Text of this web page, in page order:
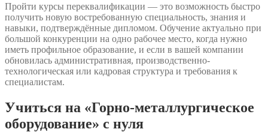
Пройти курсы переквалификации — это возможность быстро
получить новую востребованную специальность, знания и
навыки, подтверждённые дипломом. Обучение актуально при
большой конкуренции на одно рабочее место, когда нужно
иметь профильное образование, и если в вашей компании
обновилась административная, производственно-
технологическая или кадровая структура и требования к
специалистам.
Учиться на «Горно-металлургическое
оборудование» с нуля